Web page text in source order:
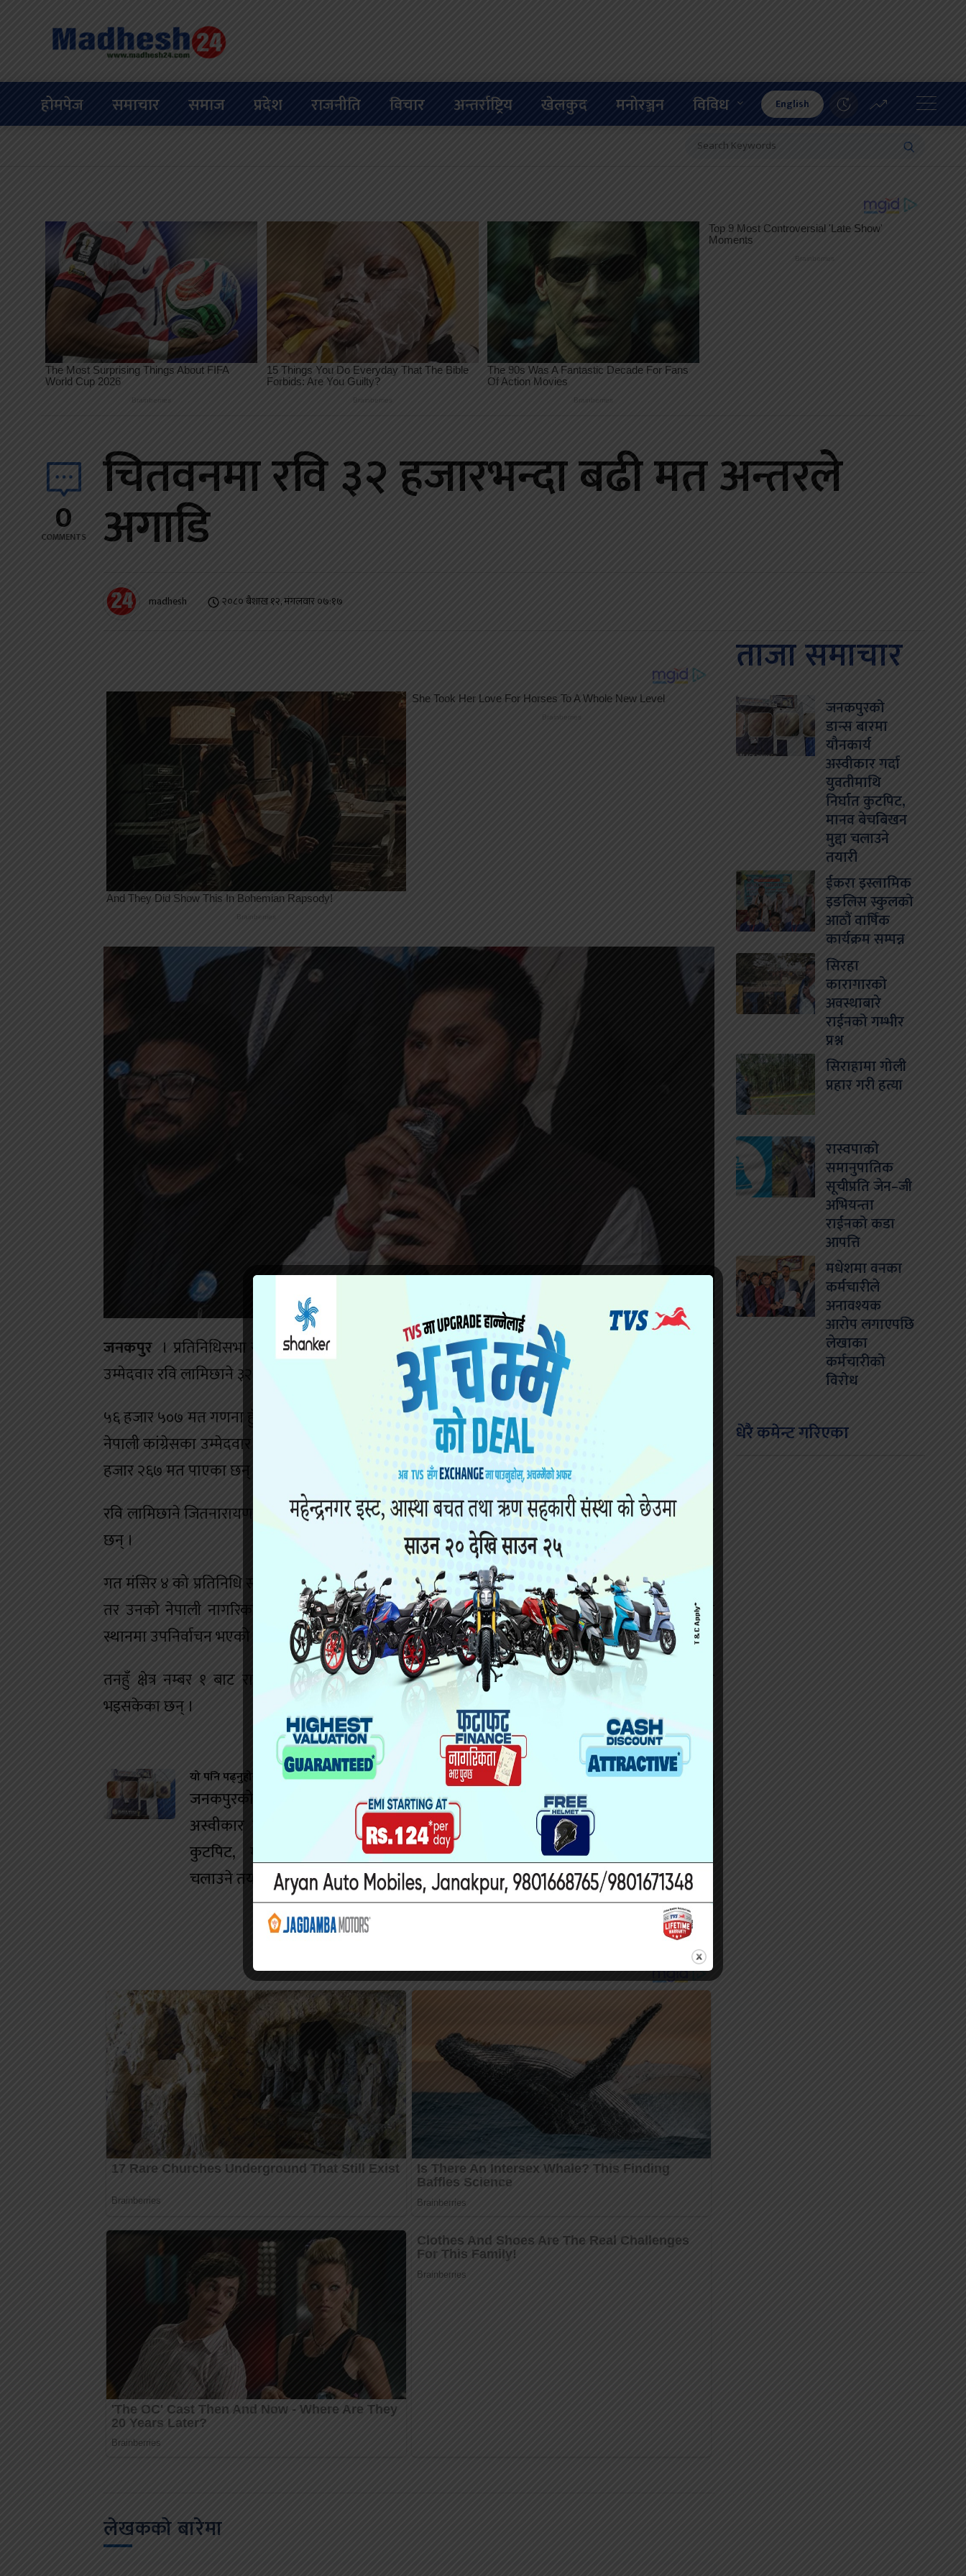
होमपेज समाचार समाज प्रदेश राजनीति विचार अन्तर्राष्ट्रिय खेलकुद मनोरञ्जन विविध English
0
COMMENTS
चितवनमा रवि ३२ हजारभन्दा बढी मत अन्तरले
अगाडि
madhesh २०८० बैशाख १२, मंगलवार ०७:१७
जनकपुर । प्रतिनिधिसभा सदस्य उपनिर्वाचन अन्तर्गत चितवन क्षेत्र नम्बर २ मा राष्ट्रिय स्वतन्त्र पार्टी (रास्वपा)का
उम्मेदवार रवि लामिछाने ३२ हजारभन्दा बढी मत अन्तरले अगाडि छन् ।
५६ हजार ५०७ मत गणना हुँदा रास्वपा सभापति लामिछानेले ४० हजार ६९ मत पाएका छन् । दोस्रो स्थानमा रहेका
नेपाली कांग्रेसका उम्मेदवार जितनारायण श्रेष्ठले ७ हजार ४५८ र नेकपा एमालेका उम्मेदवार रामप्रसाद न्यौपानेले ७
हजार २६७ मत पाएका छन् ।
रवि लामिछाने जितनारायणभन्दा ३२ हजार ६११ मत अन्तरले र रामप्रसाद भन्दा ३२ हजार ८०२ मत अन्तरले अगाडि
छन् ।
गत मंसिर ४ को प्रतिनिधि सभा निर्वाचनमा चितवन क्षेत्र नम्बर २ बाट रवि लामिछाने सांसद निर्वाचित भएका थिए ।
तर उनको नेपाली नागरिकता सम्बन्धी विवादका कारण सर्वोच्चले सांसद पद खारेज गरिदिएपछि रिक्त भएको
स्थानमा उपनिर्वाचन भएको हो ।
तनहुँ क्षेत्र नम्बर १ बाट राष्ट्रिय स्वतन्त्र पार्टी (रास्वपा)का उम्मेदवार स्वर्णिम वाग्ले भारी मत अन्तरले विजयी
भइसकेका छन् ।
यो पनि पढ्नुहोस
जनकपुरको डान्स बारमा यौनकार्य
अस्वीकार गर्दा युवतीमाथि निर्घात
कुटपिट, मानव बेचबिखन मुद्दा
चलाउने तयारी
यो पनि पढ्नुहोस
सिरहा कारागारको अवस्थाबारे
राईनको गम्भीर प्रश्न
लेखकको बारेमा
ताजा समाचार
जनकपुरको
डान्स बारमा
यौनकार्य
अस्वीकार गर्दा
युवतीमाथि
निर्घात कुटपिट,
मानव बेचबिखन
मुद्दा चलाउने
तयारी
ईकरा इस्लामिक
इङलिस स्कुलको
आठौं वार्षिक
कार्यक्रम सम्पन्न
सिरहा
कारागारको
अवस्थाबारे
राईनको गम्भीर
प्रश्न
सिराहामा गोली
प्रहार गरी हत्या
रास्वपाको
समानुपातिक
सूचीप्रति जेन–जी
अभियन्ता
राईनको कडा
आपत्ति
मधेशमा वनका
कर्मचारीले
अनावश्यक
आरोप लगाएपछि
लेखाका
कर्मचारीको
विरोध
धेरै कमेन्ट गरिएका